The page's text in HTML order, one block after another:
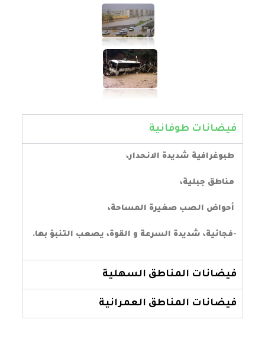
فيضانات طوفانية
طبوغرافية شديدة الانحدار،
مناطق جبلية،
أحواض الصب صغيرة المساحة،
-فجائية، شديدة السرعة و القوة، يصعب التنبؤ بها.
فيضانات المناطق السهلية
فيضانات المناطق العمرانية